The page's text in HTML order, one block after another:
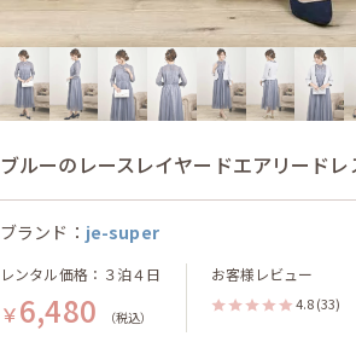
ブルーのレースレイヤードエアリード
ブランド： je-super
レンタル価格：３泊４日
￥6,480 （税込）
お客様レビュー
4.8 (33)